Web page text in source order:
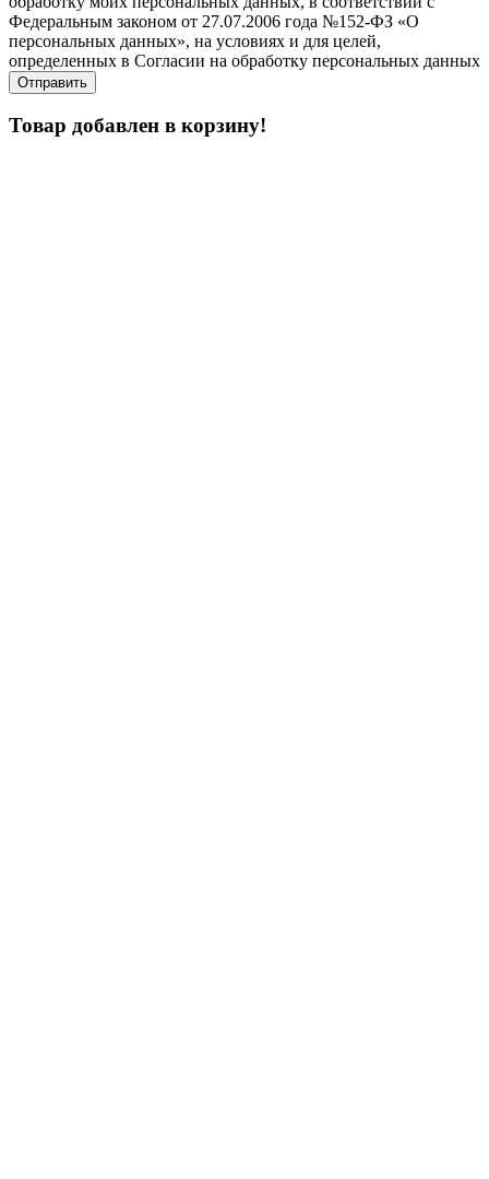
Федеральным законом от 27.07.2006 года №152-ФЗ «О
персональных данных», на условиях и для целей,
определенных в Согласии на обработку персональных данных
Товар добавлен в корзину!